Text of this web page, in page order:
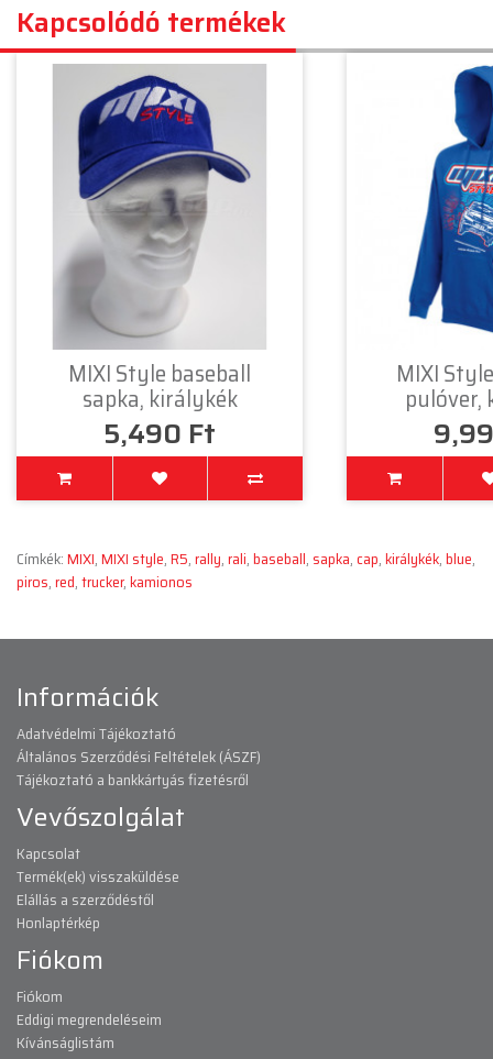
Kapcsolódó termékek
MIXI Style baseball
sapka, királykék
5,490 Ft
MIXI
pulóver,
Címkék:MIXI,MIXI style,R5,rally,rali,baseball, sapka,cap,királykék,blue,
piros,red,trucker,kamionos
Információk
Adatvédelmi Tájékoztató
Általános Szerződési Feltételek (ÁSZF)
Tájékoztató a bankkártyás fizetésről
Vevőszolgálat
Kapcsolat
Termék(ek) visszaküldése
Elállás a szerződéstől
Honlaptérkép
Fiókom
Fiókom
Eddigi megrendeléseim
Kívánságlistám